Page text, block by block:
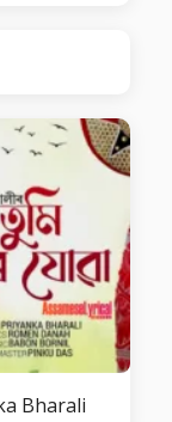
Bharali